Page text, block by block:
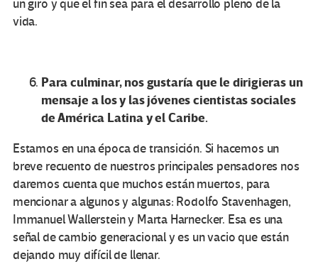
un giro y que el fin sea para el desarrollo pleno de la
vida.
Para culminar, nos gustaría que le dirigieras un
mensaje a los y las jóvenes cientistas sociales
de América Latina y el Caribe.
Estamos en una época de transición. Si hacemos un
breve recuento de nuestros principales pensadores nos
daremos cuenta que muchos están muertos, para
mencionar a algunos y algunas: Rodolfo Stavenhagen,
Immanuel Wallerstein y Marta Harnecker. Esa es una
señal de cambio generacional y es un vacio que están
dejando muy difícil de llenar.